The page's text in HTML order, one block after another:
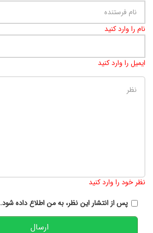
نام را وارد کنید
ایمیل را وارد کنید
نظر خود را وارد کنید
پس از انتشار این نظر، به من اطلاع داده شود.
ارسال